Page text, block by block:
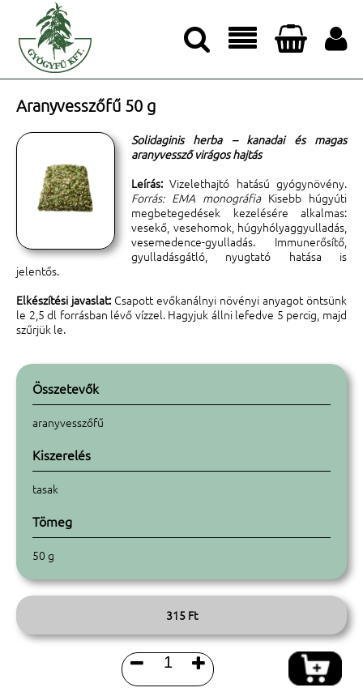




Aranyvesszőfű 50 g
Solidaginis herba – kanadai és magas
aranyvessző virágos hajtás
Leírás: Vizelethajtó hatású gyógynövény.
Forrás: EMA monográfiaKisebb húgyúti
megbetegedések kezelésére alkalmas:
vesekő, vesehomok, húgyhólyaggyulladás,
vesemedence-gyulladás. Immunerősítő,
gyulladásgátló, nyugtató hatása is
jelentős.
Elkészítési javaslat: Csapott evőkanálnyi növényi anyagot öntsünk
le 2,5 dl forrásban lévő vízzel. Hagyjuk állni lefedve 5 percig, majd
szűrjük le.
Összetevők
aranyvesszőfű
Kiszerelés
tasak
Tömeg
50 g
315 Ft
 